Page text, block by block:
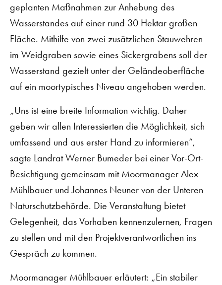
geplanten Maßnahmen zur Anhebung des
Wasserstandes auf einer rund 30 Hektar großen
Fläche. Mithilfe von zwei zusätzlichen Stauwehren
im Weidgraben sowie eines Sickergrabens soll der
Wasserstand gezielt unter der Geländeoberfläche
auf ein moortypisches Niveau angehoben werden.
„Uns ist eine breite Information wichtig. Daher
geben wir allen Interessierten die Möglichkeit, sich
umfassend und aus erster Hand zu informieren“,
sagte Landrat Werner Bumeder bei einer Vor-Ort-
Besichtigung gemeinsam mit Moormanager Alex
Mühlbauer und Johannes Neuner von der Unteren
Naturschutzbehörde. Die Veranstaltung bietet
Gelegenheit, das Vorhaben kennenzulernen, Fragen
zu stellen und mit den Projektverantwortlichen ins
Gespräch zu kommen.
Moormanager Mühlbauer erläutert: „Ein stabiler